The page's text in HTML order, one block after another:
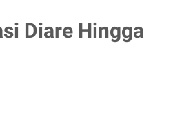
Diare Hingga